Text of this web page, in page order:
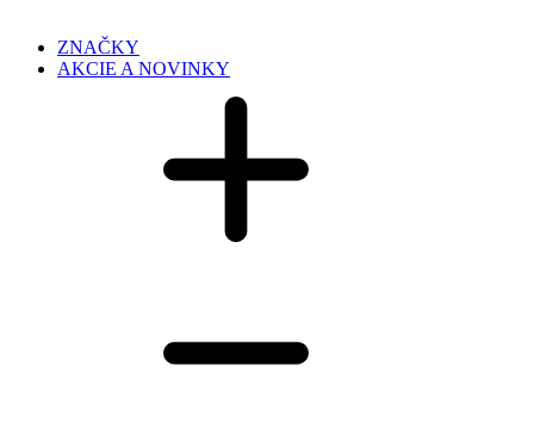
ZNAČKY
AKCIE A NOVINKY